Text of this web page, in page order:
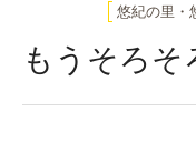
悠紀の里・
もうそろそ